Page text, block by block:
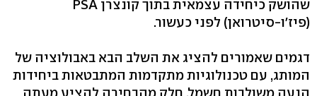
שהושק כיחידה עצמאית בתוך קונצרן PSA
(פיז'ו-סיטרואן) לפני כעשור.
דגמים שאמורים להציג את השלב הבא באבולוציה של
המותג, עם טכנולוגיות מתקדמות המתבטאות ביחידות